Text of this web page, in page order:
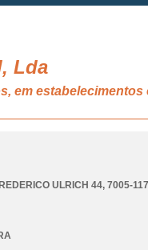
Lda
em estabelecimentos
ULRICH 44, 7005-117